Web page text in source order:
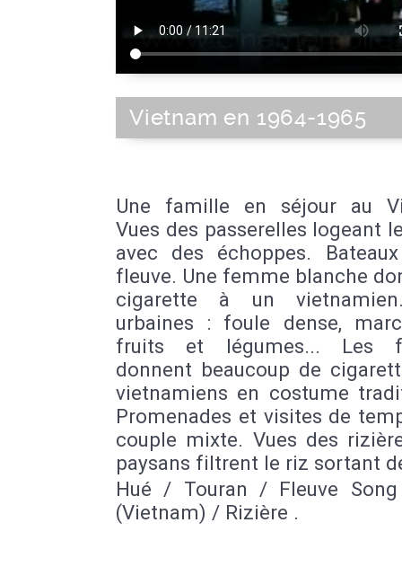
Vietnam en 1964-1965
Une famille en séjour au
Vues des passerelles logeant
avec des échoppes.
fleuve. Une femme blanche
cigarette à un
urbaines : foule dense,
fruits et légumes... Les
donnent beaucoup de
vietnamiens en costume
Promenades et visites de
couple mixte. Vues des
paysans filtrent le riz sortant
Hué / Touran / Fleuve Song
(Vietnam) / Rizière .